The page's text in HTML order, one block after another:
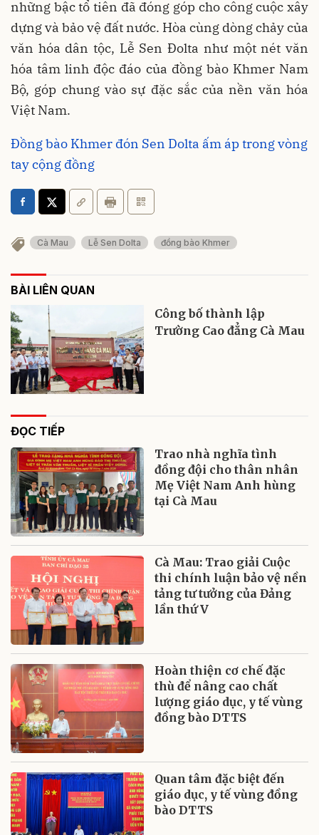
những bậc tổ tiên đã đóng góp cho công cuộc xây
dựng và bảo vệ đất nước. Hòa cùng dòng chảy của
văn hóa dân tộc, Lễ Sen Đolta như một nét văn
hóa tâm linh độc đáo của đồng bào Khmer Nam
Bộ, góp chung vào sự đặc sắc của nền văn hóa
Việt Nam.
Đồng bào Khmer đón Sen Dolta ấm áp trong vòng
tay cộng đồng
Cà Mau Lễ Sen Dolta đồng bào Khmer
BÀI LIÊN QUAN
Công bố thành lập
Trường Cao đẳng Cà Mau
ĐỌC TIẾP
Trao nhà nghĩa tình
đồng đội cho thân nhân
Mẹ Việt Nam Anh hùng
tại Cà Mau
Cà Mau: Trao giải Cuộc
thi chính luận bảo vệ nền
tảng tư tưởng của Đảng
lần thứ V
Hoàn thiện cơ chế đặc
thù để nâng cao chất
lượng giáo dục, y tế vùng
đồng bào DTTS
Quan tâm đặc biệt đến
giáo dục, y tế vùng đồng
bào DTTS